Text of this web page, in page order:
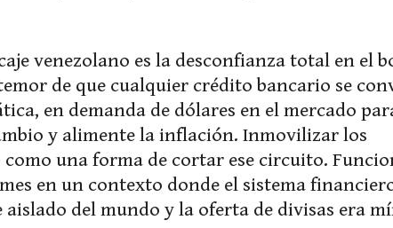
venezolano es la desconfianza total en el
de que cualquier crédito bancario se
en demanda de dólares en el mercado
y alimente la inflación. Inmovilizar los
como una forma de cortar ese circuito.
en un contexto donde el sistema
aislado del mundo y la oferta de divisas era